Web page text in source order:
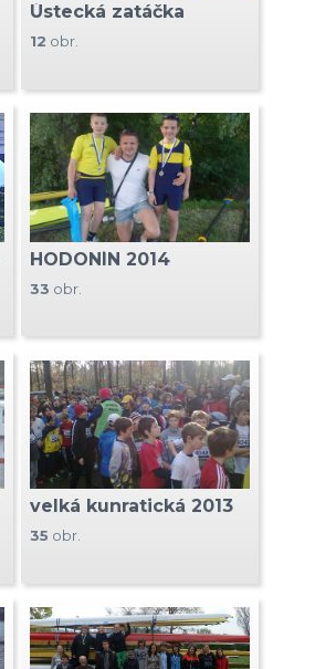
Ústecká zatáčka
12 obr.
HODONÍN 2014
33 obr.
velká kunratická 2013
35 obr.